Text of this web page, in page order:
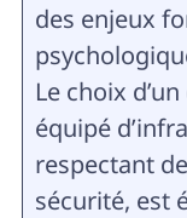
des enjeux
Le choix
équipé
respectant
sécurité, est